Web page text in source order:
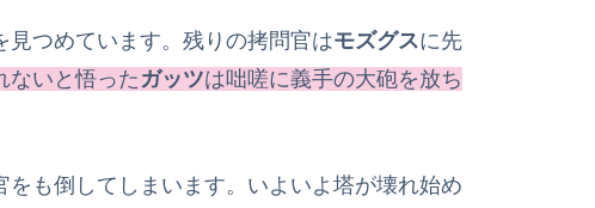
見つめています。残りの拷問官はモズグスに先
ないと悟った ガッツは咄嗟に義手の大砲を放ち
も倒してしまいます。いよいよ塔が壊れ始め